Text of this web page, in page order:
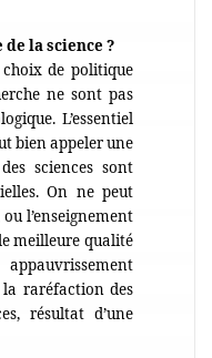
la science ?
de politique
ne sont pas
L’essentiel
bien appeler une
sciences sont
On ne peut
l’enseignement
meilleure qualité
raréfaction des
résultat d’une